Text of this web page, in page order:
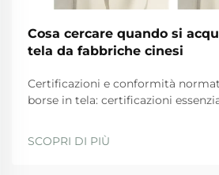
Cosa cercare quando si
tela da fabbriche cinesi
Certificazioni e conformità
borse in tela: certificazioni
effettivamente garantiscono.
fornitori, le aziende dovrebbero
SCOPRI DI PIÙ